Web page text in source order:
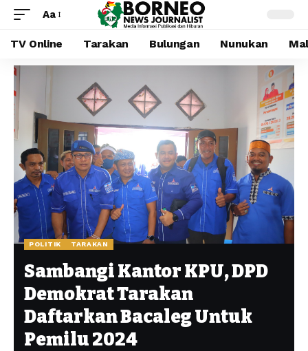
Aa
TV Online Tarakan Bulungan Nunukan
POLITIK TARAKAN
Sambangi Kantor KPU, DPD
Demokrat Tarakan
Daftarkan Bacaleg Untuk
Pemilu 2024